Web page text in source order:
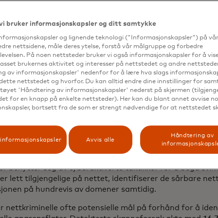
transaksjoner eller andre økonomiske opplegg.
ikke blir lagt merke til fordi cybersikkerhets- og
er avgjørende for å gå fra reaktiv til proaktiv
informasjon kan svindel- og cybersikkerhetsteam
på nye signaler og forhindre at svindelen eskalerer,
benytter seg av cyberaktiverte taktikker for å begå
er lett tilgjengelige på nettet, identifiserer de sårbare
på hundrevis av domener samtidig.
nettkriminelle ofte potensielle mål på forhånd for å
bruker informasjonskapsler og ditt samtykke
og lignende teknologi ("Informasjonskapsler") på
nettsidene, måle deres ytelse, forstå vår målgruppe og forbedre
På noen nettsteder bruker vi også informasjonskapsler for å
brukernes aktivitet og interesser på nettstedet og andre
av informasjonskapsler' nedenfor for å lære hva slags
nettstedet og hvorfor. Du kan alltid endre dine innstillinger for
'Håndtering av informasjonskapsler' nederst på skjermen
for en knapp på enkelte nettsteder). Her kan du blant annet avvise
bortsett fra de som er strengt nødvendige for at nettstedet
Avvis alle
Håndtering av